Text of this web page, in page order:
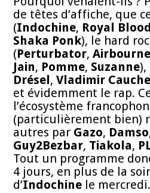
de têtes d’affiche, que
(Indochine, Royal Blood
Shaka Ponk), le hard
(Perturbator,
Jain, Pomme, Suzanne),
Drésel,Vladimir
et évidemment le rap.
l’écosystème
(particulièrement bien)
autres par Gazo, Damso
Guy2Bezbar, Tiakola,
Tout un programme
4 jours, en plus de la
d’Indochine le mercredi.